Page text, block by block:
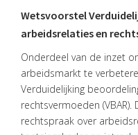
Wetsvoorstel
arbeidsrelaties en
Onderdeel van de inzet
arbeidsmarkt te
Verduidelijking
rechtsvermoeden
rechtspraak over